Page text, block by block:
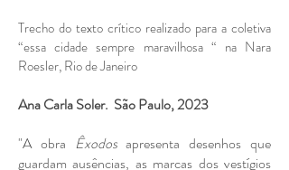
Trecho do texto crítico realizado para a coletiva
“essa cidade sempre maravilhosa “ na Nara
Roesler, Rio de Janeiro
Ana Carla Soler. São Paulo, 2023
​​"A obra Êxodosapresenta desenhos que
guardam ausências, as marcas dos vestígios